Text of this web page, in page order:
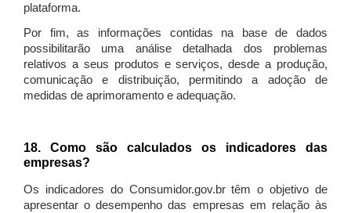
plataforma.
Por fim, as informações contidas na base de dados
possibilitarão uma análise detalhada dos problemas
relativos a seus produtos e serviços, desde a produção,
comunicação e distribuição, permitindo a adoção de
medidas de aprimoramento e adequação.
18. Como são calculados os indicadores das
empresas?
Os indicadores do Consumidor.gov.br têm o objetivo de
apresentar o desempenho das empresas em relação às